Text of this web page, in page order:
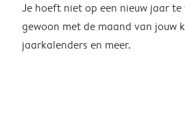
Je hoeft niet op een nieuw jaar
gewoon met de maand van jouw
jaarkalenders en meer.